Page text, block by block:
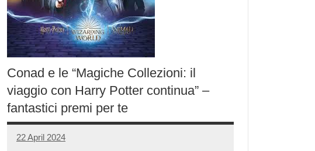
Conad e le “Magiche Collezioni: il
viaggio con Harry Potter continua” –
fantastici premi per te
22 April 2024
Luca
No